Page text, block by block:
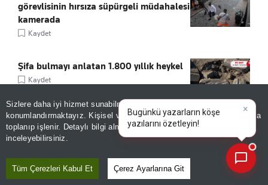
Sizlere daha iyi hizmet sunabilmek adına sitemizde
konumlandırmaktayız. Kişisel verileriniz, KVKK ve GDPR kapsamında
toplanıp işlenir. Detaylı bilgi almak içinAydınlatma Metnimizi
inceleyebilirsiniz.
Tüm Çerezleri Kabul Et Çerez Ayarlarına Git
görevlisinin hırsıza süpürgeli müdahalesi
kamerada
Kaydet
Şifa bulmayı anlatan 1.800 yıllık heykel
Kaydet
ÖNE ÇIKANLAR
Bugünkü yazarların köşe